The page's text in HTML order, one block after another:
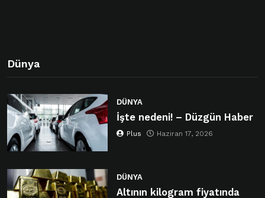
Dünya
DÜNYA
İşte nedeni! – Düzgün Haber
Plus Haziran 17, 2026
DÜNYA
Altının kilogram fiyatında